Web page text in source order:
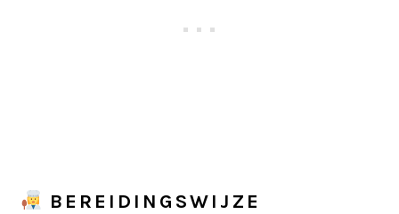
BEREIDINGSWIJZE